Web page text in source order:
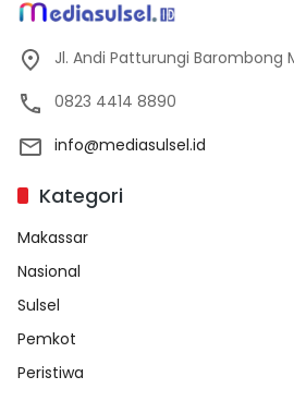
Jl. Andi Patturungi Barombong
0823 4414 8890
info@mediasulsel.id
Kategori
Makassar
Nasional
Sulsel
Pemkot
Peristiwa